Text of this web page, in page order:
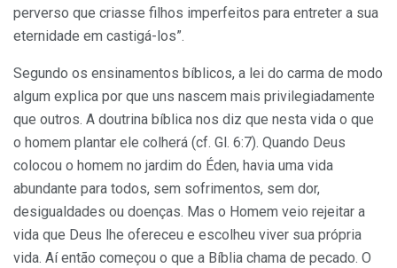
perverso que criasse filhos imperfeitos para entreter a sua
eternidade em castigá-los”.
Segundo os ensinamentos bíblicos, a lei do carma de modo
algum explica por que uns nascem mais privilegiadamente
que outros. A doutrina bíblica nos diz que nesta vida o que
o homem plantar ele colherá (cf. Gl. 6:7). Quando Deus
colocou o homem no jardim do Éden, havia uma vida
abundante para todos, sem sofrimentos, sem dor,
desigualdades ou doenças. Mas o Homem veio rejeitar a
vida que Deus lhe ofereceu e escolheu viver sua própria
vida. Aí então começou o que a Bíblia chama de pecado. O